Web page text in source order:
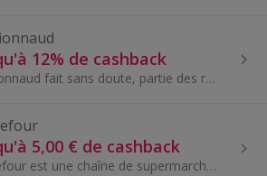
12% de cashback
Marionnaud fait sans doute, partie des références en matière de beauté. Retrouvez tous vos produits de beauté, parfums, soins, maquillage...
5,00 € de cashback
Carrefour est une chaîne de supermarchés et d'hypermarchés d'origine française, l'une des plus grandes au monde. Fondée en 1958, Carrefour offre un...